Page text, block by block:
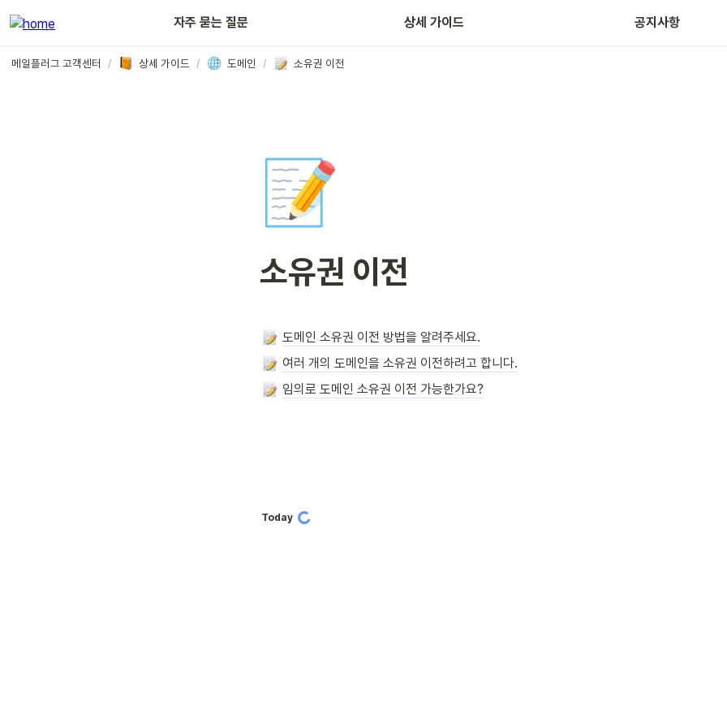
자주 묻는 질문 상세 가이드 공지사항
메일플러그 고객센터 / 상세 가이드 / 도메인 / 소유권 이전
아웃룩 홈페이지 제작
📝
소유권 이전
도메인 소유권 이전 방법을 알려주세요.
여러 개의 도메인을 소유권 이전하려고 합니다.
임의로 도메인 소유권 이전 가능한가요?
Today